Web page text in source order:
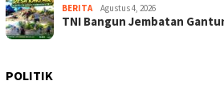
BERITA Agustus 4, 2026
TNI Bangun Jembatan
POLITIK